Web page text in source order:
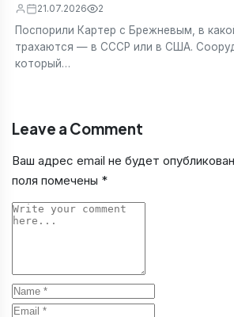
21.07.2026 2
Поспорили Картер с Брежневым, в
трахаются — в СССР или в США.
который…
Leave a Comment
Ваш адрес email не будет
поля помечены *
Comment
Name
Email